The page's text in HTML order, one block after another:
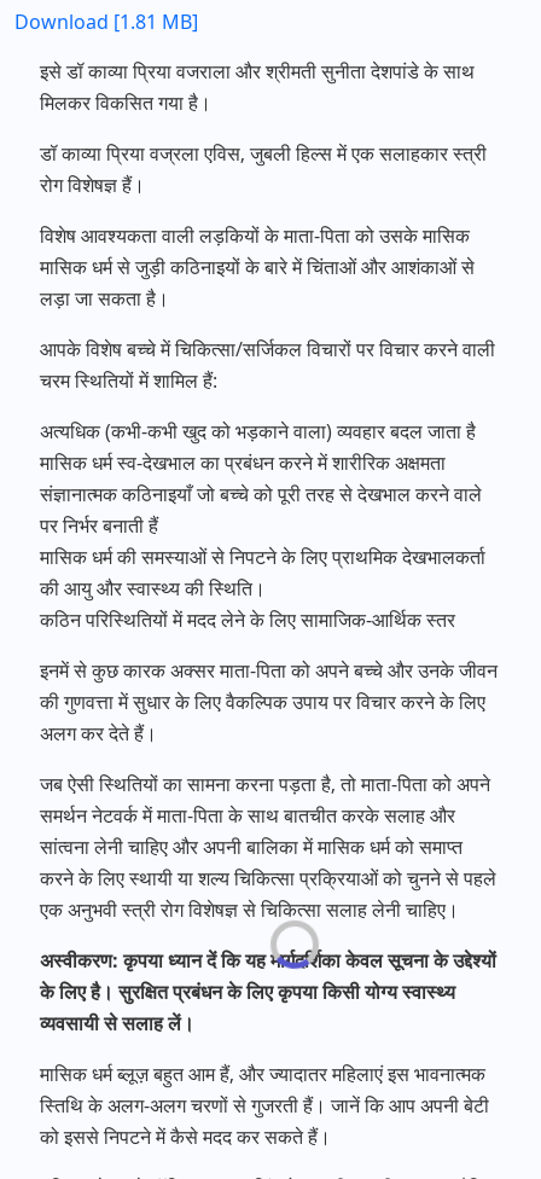
Download [1.81 MB]
इसे डॉ काव्या प्रिया वजराला और श्रीमती सुनीता देशपांडे के साथ
मिलकर विकसित गया है।
डॉ काव्या प्रिया वज्रला एविस, जुबली हिल्स में एक सलाहकार स्त्री
रोग विशेषज्ञ हैं।
विशेष आवश्यकता वाली लड़कियों के माता-पिता को उसके मासिक
मासिक धर्म से जुड़ी कठिनाइयों के बारे में चिंताओं और आशंकाओं से
लड़ा जा सकता है।
आपके विशेष बच्चे में चिकित्सा/सर्जिकल विचारों पर विचार करने वाली
चरम स्थितियों में शामिल हैं:
अत्यधिक (कभी-कभी खुद को भड़काने वाला) व्यवहार बदल जाता है
मासिक धर्म स्व-देखभाल का प्रबंधन करने में शारीरिक अक्षमता
संज्ञानात्मक कठिनाइयाँ जो बच्चे को पूरी तरह से देखभाल करने वाले
पर निर्भर बनाती हैं
मासिक धर्म की समस्याओं से निपटने के लिए प्राथमिक देखभालकर्ता
की आयु और स्वास्थ्य की स्थिति।
कठिन परिस्थितियों में मदद लेने के लिए सामाजिक-आर्थिक स्तर
इनमें से कुछ कारक अक्सर माता-पिता को अपने बच्चे और उनके जीवन
की गुणवत्ता में सुधार के लिए वैकल्पिक उपाय पर विचार करने के लिए
अलग कर देते हैं।
जब ऐसी स्थितियों का सामना करना पड़ता है, तो माता-पिता को अपने
समर्थन नेटवर्क में माता-पिता के साथ बातचीत करके सलाह और
सांत्वना लेनी चाहिए और अपनी बालिका में मासिक धर्म को समाप्त
करने के लिए स्थायी या शल्य चिकित्सा प्रक्रियाओं को चुनने से पहले
एक अनुभवी स्त्री रोग विशेषज्ञ से चिकित्सा सलाह लेनी चाहिए।
अस्वीकरण: कृपया ध्यान दें कि यह मार्गदर्शिका केवल सूचना के उद्देश्यों
के लिए है। सुरक्षित प्रबंधन के लिए कृपया किसी योग्य स्वास्थ्य
व्यवसायी से सलाह लें।
मासिक धर्म ब्लूज़ बहुत आम हैं, और ज्यादातर महिलाएं इस भावनात्मक
स्तिथि के अलग-अलग चरणों से गुजरती हैं। जानें कि आप अपनी बेटी
को इससे निपटने में कैसे मदद कर सकते हैं।